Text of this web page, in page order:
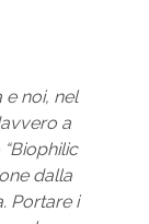
e noi, nel
a
dalla
Portare i